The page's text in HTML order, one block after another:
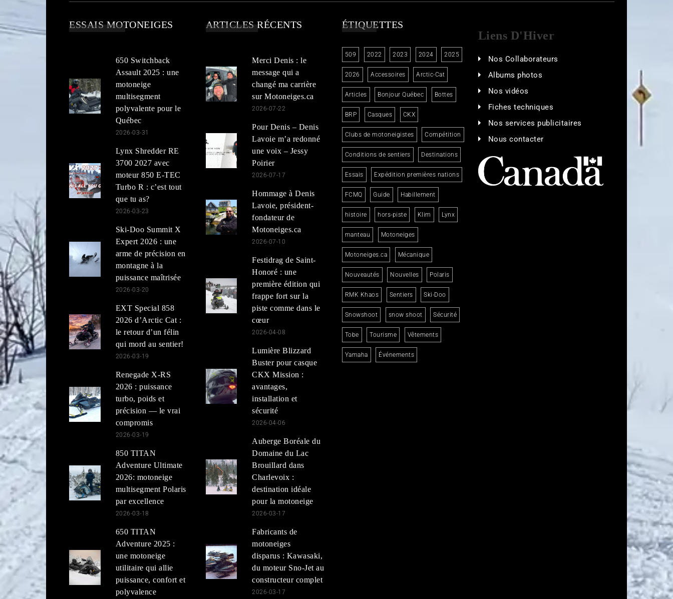
ESSAIS MOTONEIGES
650 Switchback
Assault 2025 : une
motoneige
multisegment
polyvalente pour le
Québec
2026-03-31
Lynx Shredder RE
3700 2027 avec
moteur 850 E-TEC
Turbo R : c’est tout
que tu as?
2026-03-23
Ski-Doo Summit X
Expert 2026 : une
arme de précision en
montagne à la
puissance maîtrisée
2026-03-20
EXT Special 858
2026 d’Arctic Cat :
le retour d’un félin
qui mord au sentier!
2026-03-19
Renegade X-RS
2026 : puissance
turbo, poids et
précision — le vrai
compromis
2026-03-19
850 TITAN
Adventure Ultimate
2026: motoneige
multisegment Polaris
par excellence
2026-03-18
650 TITAN
Adventure 2025 :
une motoneige
utilitaire qui allie
puissance, confort et
polyvalence
ARTICLES RÉCENTS
Merci Denis : le
message qui a
changé ma carrière
sur Motoneiges.ca
2026-07-22
Pour Denis – Denis
Lavoie m’a redonné
une voix – Jessy
Poirier
2026-07-17
Hommage à Denis
Lavoie, président-
fondateur de
Motoneiges.ca
2026-07-10
Festidrag de Saint-
Honoré : une
première édition qui
frappe fort sur la
piste comme dans le
cœur
2026-04-08
Lumière Blizzard
Buster pour casque
CKX Mission :
avantages,
installation et
sécurité
2026-04-06
Auberge Boréale du
Domaine du Lac
Brouillard dans
Charlevoix :
destination idéale
pour la motoneige
2026-03-17
Fabricants de
motoneiges
disparus : Kawasaki,
du moteur Sno-Jet au
constructeur complet
2026-03-17
ÉTIQUETTES
509 2022 2023 2024 2025
2026 Accessoires Arctic-Cat
Articles Bonjour Québec Bottes
BRP Casques CKX
Clubs de motoneigistes Compétition
Conditions de sentiers Destinations
Essais Expédition premières nations
FCMQ Guide Habillement
histoire hors-piste Klim Lynx
manteau Motoneiges
Motoneiges.ca Mécanique
Nouveautés Nouvelles Polaris
RMK Khaos Sentiers Ski-Doo
Snowshoot snow shoot Sécurité
Tobe Tourisme Vêtements
Yamaha Événements
Liens D'Hiver
Nos Collaborateurs
Albums photos
Nos vidéos
Fiches techniques
Nos services publicitaires
Nous contacter